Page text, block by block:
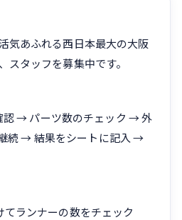
気あふれる西日本最大の大阪
スタッフを募集中です。
→ パーツ数のチェック → 外
続 → 結果をシートに記入 →
ランナーの数をチェック